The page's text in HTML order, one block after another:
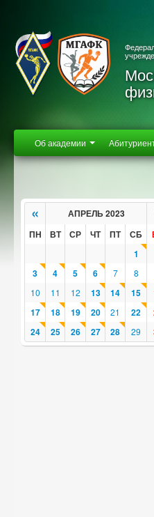
Об академии
« АПРЕЛЬ 2023
ПН ВТ СР ЧТ ПТ СБ
1
3 4 5 6 7 8
10 11 12 13 14 15
17 18 19 20 21 22
24
25 26 27 28 29